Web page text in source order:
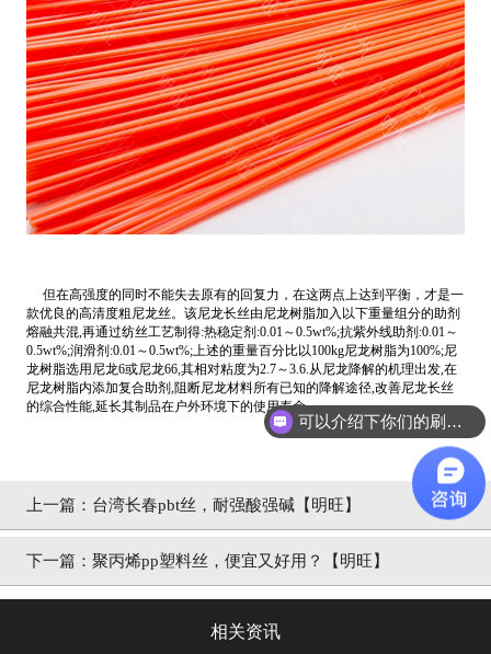
但在高强度的同时不能失去原有的回复力，在这两点上达到平衡，才是一
款优良的高清度粗尼龙丝。该尼龙长丝由尼龙树脂加入以下重量组分的助剂
熔融共混,再通过纺丝工艺制得:热稳定剂:0.01～0.5wt%;抗紫外线助剂:0.01～
0.5wt%;润滑剂:0.01～0.5wt%;上述的重量百分比以100kg尼龙树脂为100%;尼
龙树脂选用尼龙6或尼龙66,其相对粘度为2.7～3.6.从尼龙降解的机理出发,在
尼龙树脂内添加复合助剂,阻断尼龙材料所有已知的降解途径,改善尼龙长丝
的综合性能,延长其制品在户外环境下的使用寿命。
上一篇： 台湾长春pbt丝，耐强酸强碱【明旺】
下一篇： 聚丙烯pp塑料丝，便宜又好用？【明旺】
相关资讯
可以介绍下你们的刷丝吗？